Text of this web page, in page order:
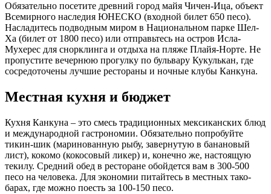
Обязательно посетите древний город майя Чичен-Ица, объект
Всемирного наследия ЮНЕСКО (входной билет 650 песо).
Насладитесь подводным миром в Национальном парке Шел-
Ха (билет от 1800 песо) или отправьтесь на остров Исла-
Мухерес для снорклинга и отдыха на пляже Плайя-Норте. Не
пропустите вечернюю прогулку по бульвару Кукулькан, где
сосредоточены лучшие рестораны и ночные клубы Канкуна.
Местная кухня и бюджет
Кухня Канкуна – это смесь традиционных мексиканских блюд
и международной гастрономии. Обязательно попробуйте
тикин-шик (маринованную рыбу, завернутую в банановый
лист), кокомо (кокосовый ликер) и, конечно же, настоящую
текилу. Средний обед в ресторане обойдется вам в 300-500
песо на человека. Для экономии питайтесь в местных тако-
барах, где можно поесть за 100-150 песо.